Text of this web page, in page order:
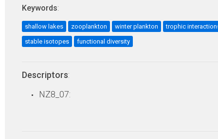
Keywords:
shallow lakes zooplankton winter plankton trophic
stable isotopes functional diversity
Descriptors:
NZ8_07: